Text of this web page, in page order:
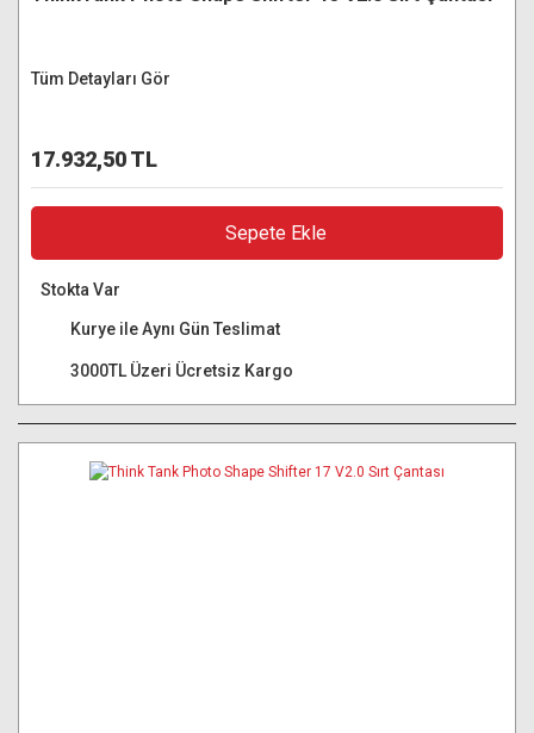
Tüm Detayları Gör
17.932,50 TL
Sepete Ekle
Stokta Var
Kurye ile Aynı Gün Teslimat
3000TL Üzeri Ücretsiz Kargo